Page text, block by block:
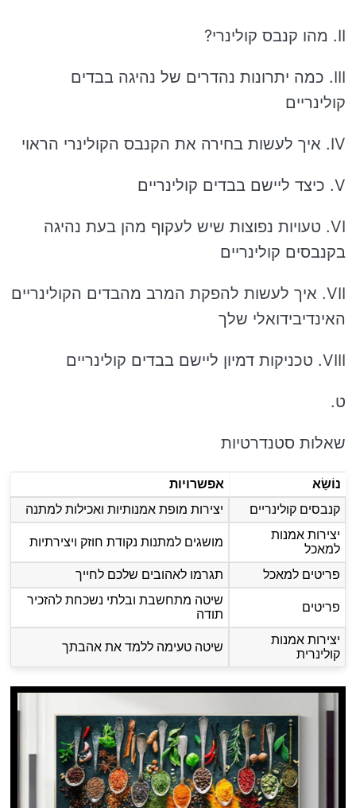
II. מהו קנבס קולינרי?
III. כמה יתרונות נהדרים של נהיגה בבדים
קולינריים
IV. איך לעשות בחירה את הקנבס הקולינרי הראוי
V. כיצד ליישם בבדים קולינריים
VI. טעויות נפוצות שיש לעקוף מהן בעת ​​נהיגה
בקנבסים קולינריים
VII. איך לעשות להפקת המרב מהבדים הקולינריים
האינדיבידואלי שלך
VIII. טכניקות דמיון ליישם בבדים קולינריים
ט.
שאלות סטנדרטיות
נוֹשֵׂא
אפשרויות
קנבסים קולינריים
יצירות מופת אמנותיות ואכילות למתנה
יצירות אמנות
למאכל
מושגים למתנות נקודת חוזק ויצירתיות
פריטים למאכל תגרמו לאהובים שלכם לחייך
פריטים
שיטה מתחשבת ובלתי נשכחת להזכיר
תודה
יצירות אמנות
קולינרית
שיטה טעימה ללמד את אהבתך